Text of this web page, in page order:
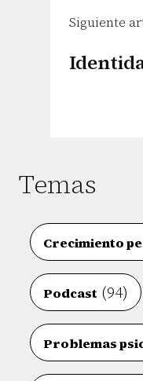
Siguiente
Temas
Crecimiento
Podcast (94)
Problemas